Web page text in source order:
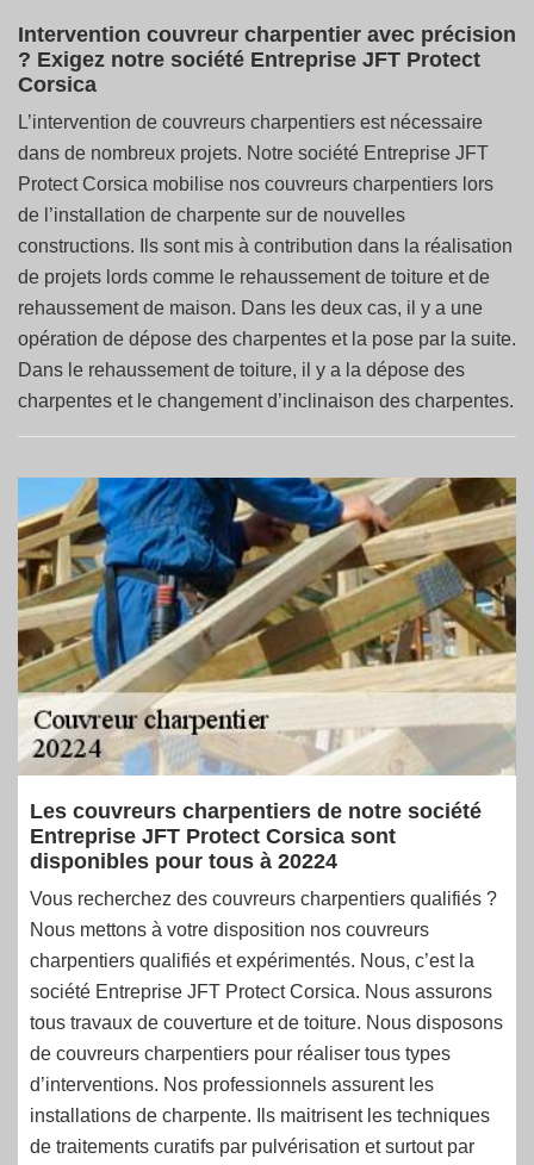
Intervention couvreur charpentier avec précision
? Exigez notre société Entreprise JFT Protect
Corsica
L’intervention de couvreurs charpentiers est nécessaire
dans de nombreux projets. Notre société Entreprise JFT
Protect Corsica mobilise nos couvreurs charpentiers lors
de l’installation de charpente sur de nouvelles
constructions. Ils sont mis à contribution dans la réalisation
de projets lords comme le rehaussement de toiture et de
rehaussement de maison. Dans les deux cas, il y a une
opération de dépose des charpentes et la pose par la suite.
Dans le rehaussement de toiture, il y a la dépose des
charpentes et le changement d’inclinaison des charpentes.
Les couvreurs charpentiers de notre société
Entreprise JFT Protect Corsica sont
disponibles pour tous à 20224
Vous recherchez des couvreurs charpentiers qualifiés ?
Nous mettons à votre disposition nos couvreurs
charpentiers qualifiés et expérimentés. Nous, c’est la
société Entreprise JFT Protect Corsica. Nous assurons
tous travaux de couverture et de toiture. Nous disposons
de couvreurs charpentiers pour réaliser tous types
d’interventions. Nos professionnels assurent les
installations de charpente. Ils maitrisent les techniques
de traitements curatifs par pulvérisation et surtout par